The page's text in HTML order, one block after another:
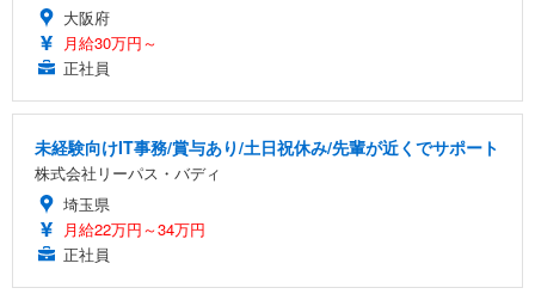
大阪府
月給30万円～
正社員
未経験向けIT事務/賞与あり/土日祝休み/先輩が近くでサポート
株式会社リーパス・バディ
埼玉県
月給22万円～34万円
正社員